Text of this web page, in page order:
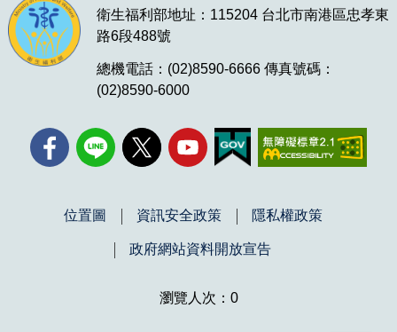
衛生福利部地址：115204 台北市南港區忠孝東
路6段488號
總機電話：(02)8590-6666 傳真號碼：
(02)8590-6000
位置圖 資訊安全政策 隱私權政策
政府網站資料開放宣告
瀏覽人次：0